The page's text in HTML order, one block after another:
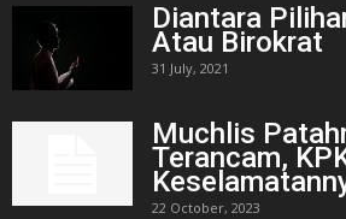
Diantara
Atau Birokrat
31 July, 2021
Muchlis
Terancam,
22 October, 2023